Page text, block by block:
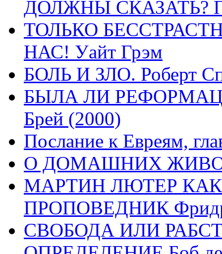
ДОЛЖНЫ СКАЗАТЬ?
ТОЛЬКО
НАС! Уайт Грэм
БОЛЬ И ЗЛО. Роберт
БЫЛА ЛИ
Брей (2000)
Послание к Евреям,
О ДОМАШНИХ
МАРТИН ЛЮТЕР
ПРОПОВЕДНИК
СВОБОДА ИЛИ